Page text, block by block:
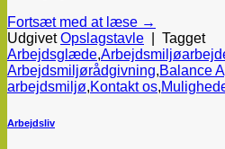
Fortsæt med at læse →
UdgivetOpslagstavle
Tagget
Arbejdsglæde,
Arbejdsmiljørådgivning,Balance
arbejdsmiljø,Kontakt os,
Arbejdsliv